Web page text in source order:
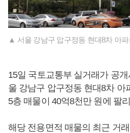
▲ 서울 강남구 압구정동 현대8차 아
15일 국토교통부 실거래가 공
울 강남구 압구정동 현대8차 아
5층 매물이 40억8천만 원에 팔
해당 전용면적 매물의 최근 거